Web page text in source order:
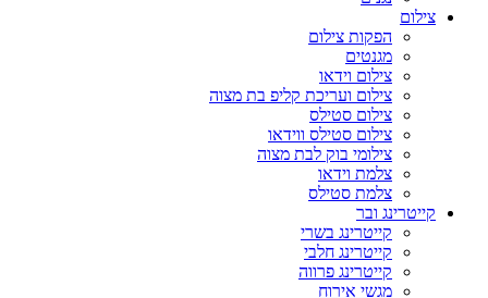
צילום
הפקות צילום
מגנטים
צילום וידאו
צילום ועריכת קליפ בת מצוה
צילום סטילס
צילום סטילס ווידאו
צילומי בוק לבת מצוה
צלמת וידאו
צלמת סטילס
קייטרינג ובר
קייטרינג בשרי
קייטרינג חלבי
קייטרינג פרווה
מגשי אירוח